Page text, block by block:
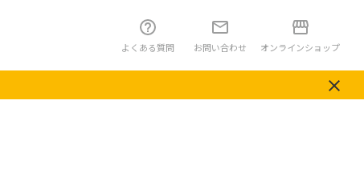
よくある質問 お問い合わせ オンラインショップ